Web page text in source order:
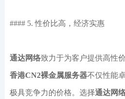
#### 5. 性价比高，经济实惠
通达网络致力于为客户提供高性
香港CN2裸金属服务器不仅性能
极具竞争力的价格。选择通达网